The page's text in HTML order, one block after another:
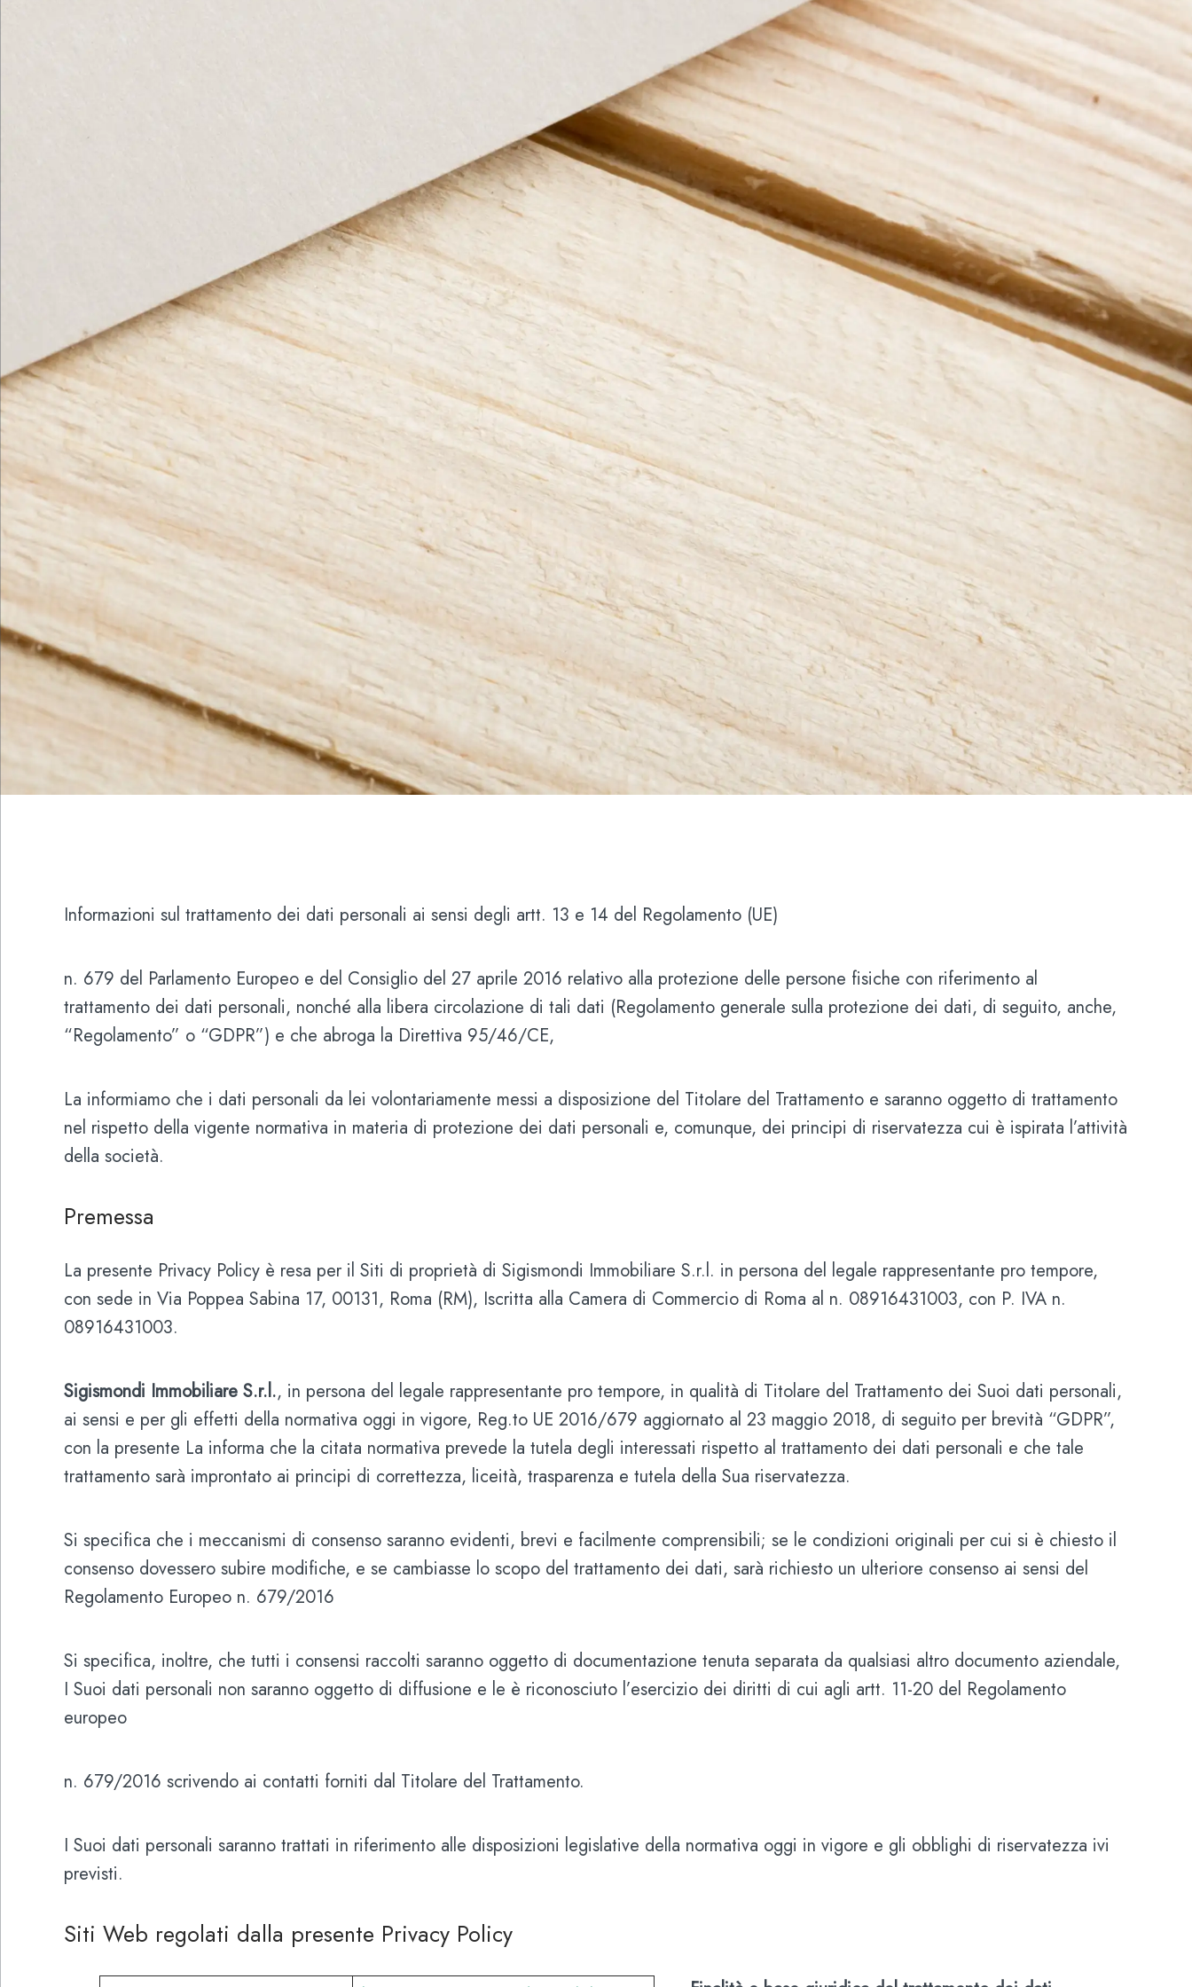
Informazioni sul trattamento dei dati personali ai sensi degli artt. 13 e 14 del Regolamento (UE)
n. 679 del Parlamento Europeo e del Consiglio del 27 aprile 2016 relativo alla protezione delle persone fisiche con riferimento al
trattamento dei dati personali, nonché alla libera circolazione di tali dati (Regolamento generale sulla protezione dei dati, di seguito, anche,
“Regolamento” o “GDPR”) e che abroga la Direttiva 95/46/CE,
La informiamo che i dati personali da lei volontariamente messi a disposizione del Titolare del Trattamento e saranno oggetto di trattamento
nel rispetto della vigente normativa in materia di protezione dei dati personali e, comunque, dei principi di riservatezza cui è ispirata l’attività
della società.
Premessa
La presente Privacy Policy è resa per il Siti di proprietà di Sigismondi Immobiliare S.r.l. in persona del legale rappresentante pro tempore,
con sede in Via Poppea Sabina 17, 00131, Roma (RM), Iscritta alla Camera di Commercio di Roma al n. 08916431003, con P. IVA n.
08916431003.
Sigismondi Immobiliare S.r.l., in persona del legale rappresentante pro tempore, in qualità di Titolare del Trattamento dei Suoi dati personali,
ai sensi e per gli effetti della normativa oggi in vigore, Reg.to UE 2016/679 aggiornato al 23 maggio 2018, di seguito per brevità “GDPR”,
con la presente La informa che la citata normativa prevede la tutela degli interessati rispetto al trattamento dei dati personali e che tale
trattamento sarà improntato ai principi di correttezza, liceità, trasparenza e tutela della Sua riservatezza.
Si specifica che i meccanismi di consenso saranno evidenti, brevi e facilmente comprensibili; se le condizioni originali per cui si è chiesto il
consenso dovessero subire modifiche, e se cambiasse lo scopo del trattamento dei dati, sarà richiesto un ulteriore consenso ai sensi del
Regolamento Europeo n. 679/2016
Si specifica, inoltre, che tutti i consensi raccolti saranno oggetto di documentazione tenuta separata da qualsiasi altro documento aziendale,
I Suoi dati personali non saranno oggetto di diffusione e le è riconosciuto l’esercizio dei diritti di cui agli artt. 11-20 del Regolamento
europeo
n. 679/2016 scrivendo ai contatti forniti dal Titolare del Trattamento.
I Suoi dati personali saranno trattati in riferimento alle disposizioni legislative della normativa oggi in vigore e gli obblighi di riservatezza ivi
previsti.
Siti Web regolati dalla presente Privacy Policy